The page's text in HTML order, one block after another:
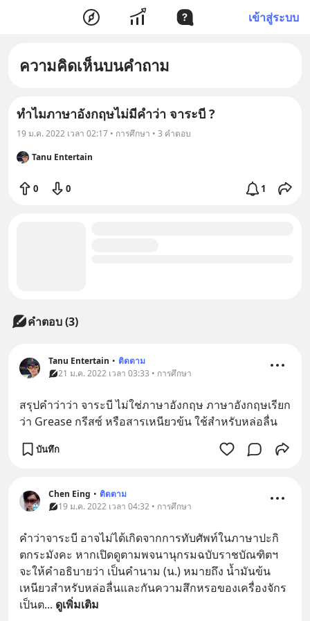
เข้าสู่ระบบ
ความคิดเห็นบนคำถาม
ทำไมภาษาอังกฤษไม่มีคำว่า จาระบี ?
19 ม.ค. 2022 เวลา 02:17 • การศึกษา • 3 คำตอบ
Tanu Entertain
0 0 1
คำตอบ (3)
Tanu Entertain • ติดตาม
21 ม.ค. 2022 เวลา 03:33 • การศึกษา
สรุปคำว่าว่า จาระบี ไม่ใช่ภาษาอังกฤษ ภาษาอังกฤษเรียก
ว่า Grease กรีสซ์ หรือสารเหนียวข้น ใช้สำหรับหล่อลื่น
บันทึก
Chen Eing • ติดตาม
19 ม.ค. 2022 เวลา 04:32 • การศึกษา
คำว่าจาระบี อาจไม่ได้เกิดจากการทับศัพท์ในภาษาปะกิ
ตกระมังคะ หากเปิดดูตามพจนานุกรมฉบับราชบัณฑิตฯ
จะให้คำอธิบายว่า เป็นคำนาม (น.) หมายถึง นํ้ามันข้น
เหนียวสำหรับหล่อลื่นและกันความสึกหรอของเครื่องจักร
เป็นต... ดูเพิ่มเติม